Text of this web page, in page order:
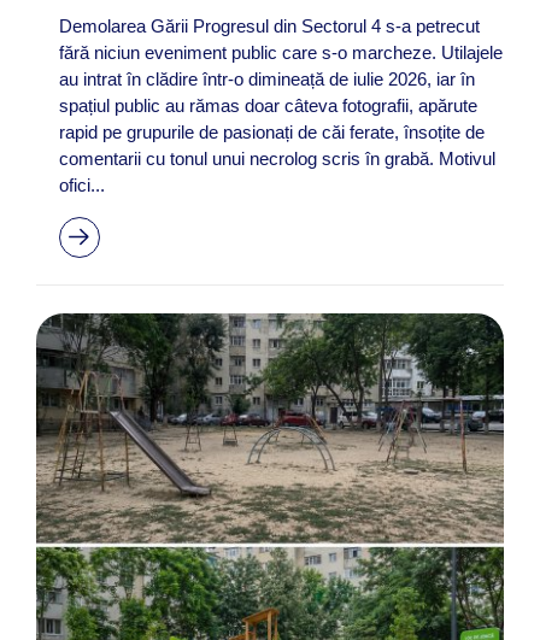
Demolarea Gării Progresul din Sectorul 4 s-a petrecut
fără niciun eveniment public care s-o marcheze. Utilajele
au intrat în clădire într-o dimineață de iulie 2026, iar în
spațiul public au rămas doar câteva fotografii, apărute
rapid pe grupurile de pasionați de căi ferate, însoțite de
comentarii cu tonul unui necrolog scris în grabă. Motivul
ofici...